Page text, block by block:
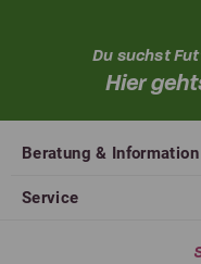
Du suchst
Hier
Beratung & Information
Service